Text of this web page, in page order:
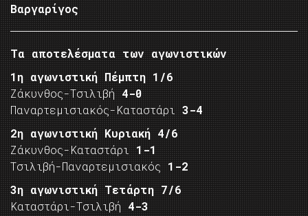
Βαργαρίγος
Τα αποτελέσματα των αγωνιστικών
1η αγωνιστική Πέμπτη 1/6
Ζάκυνθος-Τσιλιβή 4-0
Παναρτεμισιακός-Καταστάρι 3-4
2η αγωνιστική Κυριακή 4/6
Ζάκυνθος-Καταστάρι 1-1
Τσιλιβή-Παναρτεμισιακός 1-2
3η αγωνιστική Τετάρτη 7/6
Καταστάρι-Τσιλιβή 4-3